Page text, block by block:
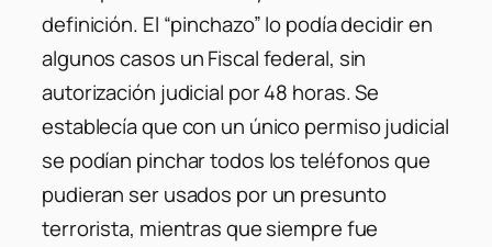
definición. El “pinchazo” lo podía decidir en
algunos casos un Fiscal federal, sin
autorización judicial por 48 horas. Se
establecía que con un único permiso judicial
se podían pinchar todos los teléfonos que
pudieran ser usados por un presunto
terrorista, mientras que siempre fue